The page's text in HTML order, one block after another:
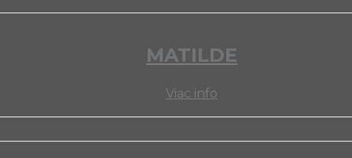
MATILDE
Viac info